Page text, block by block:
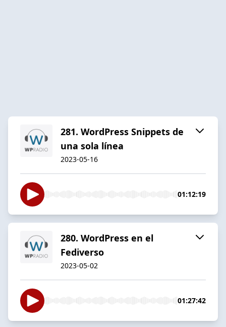
281. WordPress Snippets de
una sola línea
2023-05-16
01:12:19
280. WordPress en el
Fediverso
2023-05-02
01:27:42